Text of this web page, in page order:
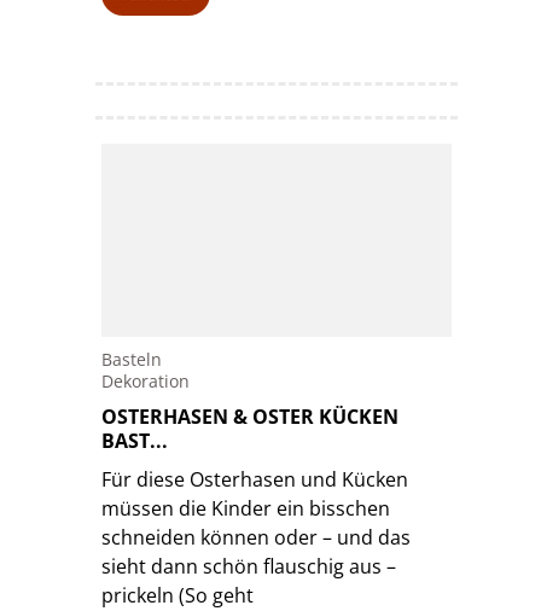
Basteln
Dekoration
OSTERHASEN & OSTER KÜCKEN
BAST...
Für diese Osterhasen und Kücken
müssen die Kinder ein bisschen
schneiden können oder – und das
sieht dann schön flauschig aus –
prickeln (So geht